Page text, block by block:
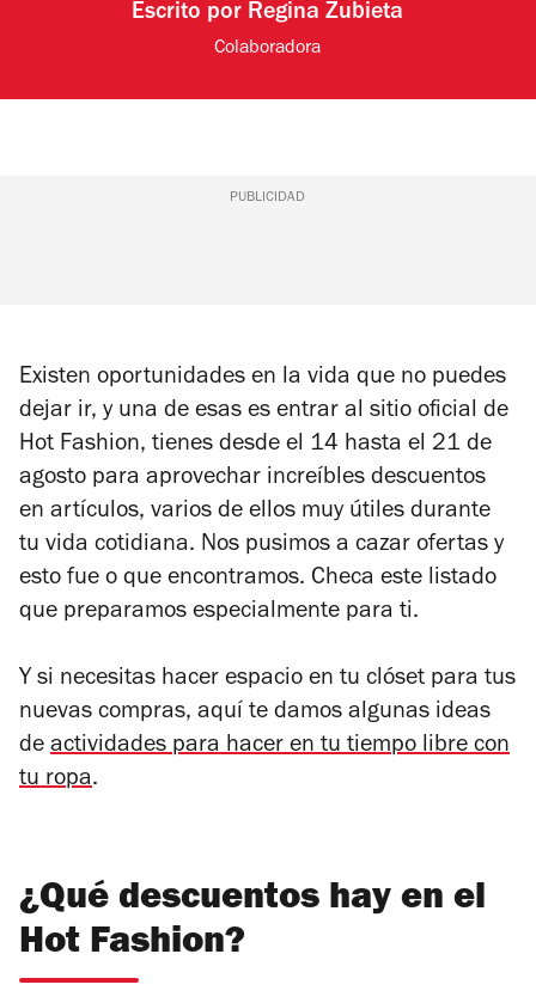
Escrito por Regina Zubieta
Colaboradora
PUBLICIDAD
Existen oportunidades en la vida que no puedes
dejar ir, y una de esas es entrar al sitio oficial de
Hot Fashion, tienes desde el 14 hasta el 21 de
agosto para aprovechar increíbles descuentos
en artículos, varios de ellos muy útiles durante
tu vida cotidiana. Nos pusimos a cazar ofertas y
esto fue o que encontramos. Checa este listado
que preparamos especialmente para ti.
Y si necesitas hacer espacio en tu clóset para tus
nuevas compras, aquí te damos algunas ideas
de actividades para hacer en tu tiempo libre con
tu ropa.
¿Qué descuentos hay en el
Hot Fashion?